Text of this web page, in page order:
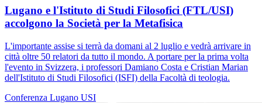
Lugano e l'Istituto di Studi Filosofici (FTL/USI)
accolgono la Società per la Metafisica
L'importante assise si terrà da domani al 2 luglio e vedrà arrivare in
città oltre 50 relatori da tutto il mondo. A portare per la prima volta
l'evento in Svizzera, i professori Damiano Costa e Cristian Marian
dell'Istituto di Studi Filosofici (ISFI) della Facoltà di teologia.
Conferenza Lugano USI